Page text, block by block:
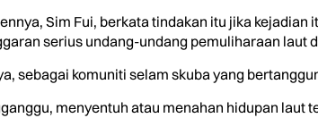
Sim Fui, berkata tindakan itu jika
serius undang-undang pemuliharaan laut
sebagai komuniti selam skuba yang
menyentuh atau menahan hidupan laut